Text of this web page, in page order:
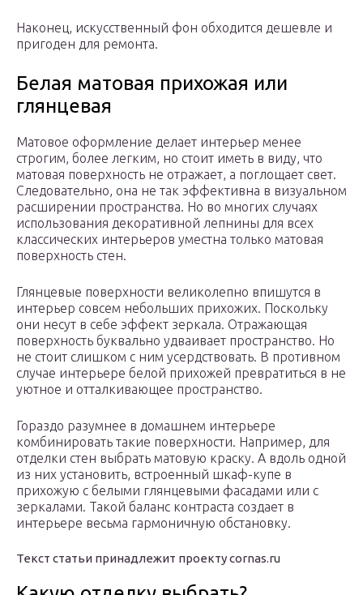
Наконец, искусственный фон обходится дешевле и
пригоден для ремонта.
Белая матовая прихожая или
глянцевая
Матовое оформление делает интерьер менее
строгим, более легким, но стоит иметь в виду, что
матовая поверхность не отражает, а поглощает свет.
Следовательно, она не так эффективна в визуальном
расширении пространства. Но во многих случаях
использования декоративной лепнины для всех
классических интерьеров уместна только матовая
поверхность стен.
Глянцевые поверхности великолепно впишутся в
интерьер совсем небольших прихожих. Поскольку
они несут в себе эффект зеркала. Отражающая
поверхность буквально удваивает пространство. Но
не стоит слишком с ним усердствовать. В противном
случае интерьере белой прихожей превратиться в не
уютное и отталкивающее пространство.
Гораздо разумнее в домашнем интерьере
комбинировать такие поверхности. Например, для
отделки стен выбрать матовую краску. А вдоль одной
из них установить, встроенный шкаф-купе в
прихожую с белыми глянцевыми фасадами или с
зеркалами. Такой баланс контраста создает в
интерьере весьма гармоничную обстановку.
Текст статьи принадлежит проекту cornas.ru